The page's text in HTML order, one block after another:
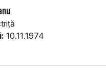
10.11.1974